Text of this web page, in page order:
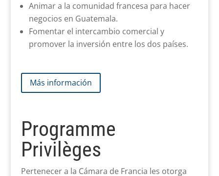
Animar a la comunidad francesa para hacer
negocios en Guatemala.
Fomentar el intercambio comercial y
promover la inversión entre los dos países.
Más información
Programme
Privilèges
Pertenecer a la Cámara de Francia les otorga